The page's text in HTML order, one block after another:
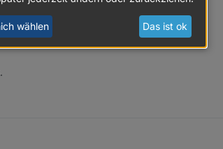
aus.
mit lovelace UI unter ioBroker
wählen Das ist ok